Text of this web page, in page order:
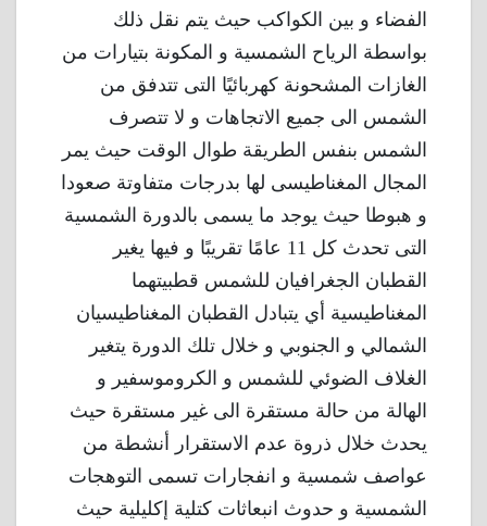
الفضاء و بين الكواكب حيث يتم نقل ذلك
بواسطة الرياح الشمسية و المكونة بتيارات من
الغازات المشحونة كهربائيًا التى تتدفق من
الشمس الى جميع الاتجاهات و لا تتصرف
الشمس بنفس الطريقة طوال الوقت حيث يمر
المجال المغناطيسى لها بدرجات متفاوتة صعودا
و هبوطا حيث يوجد ما يسمى بالدورة الشمسية
التى تحدث كل 11 عامًا تقريبًا و فيها يغير
القطبان الجغرافيان للشمس قطبيتهما
المغناطيسية أي يتبادل القطبان المغناطيسيان
الشمالي و الجنوبي و خلال تلك الدورة يتغير
الغلاف الضوئي للشمس و الكروموسفير و
الهالة من حالة مستقرة الى غير مستقرة حيث
يحدث خلال ذروة عدم الاستقرار أنشطة من
عواصف شمسية و انفجارات تسمى التوهجات
الشمسية و حدوث انبعاثات كتلية إكليلية حيث